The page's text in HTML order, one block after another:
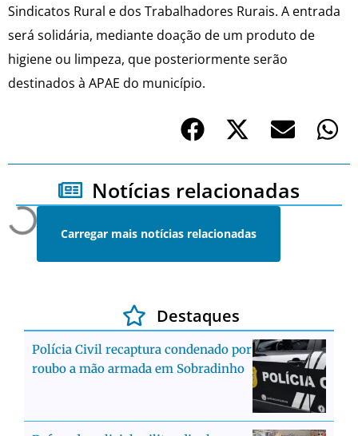
Sindicatos Rural e dos Trabalhadores Rurais. A entrada
será solidária, mediante doação de um produto de
higiene ou limpeza, que posteriormente serão
destinados à APAE do município.
Notícias relacionadas
Carregar mais notícias relacionadas
Destaques
Polícia Civil recaptura condenado por
roubo a mão armada em Sobradinho